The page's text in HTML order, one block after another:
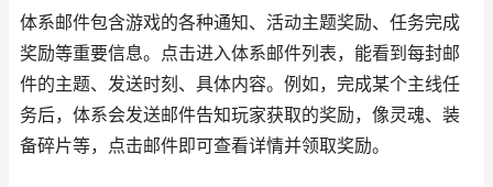
体系邮件包含游戏的各种通知、活动主题奖励、任务完成
奖励等重要信息。点击进入体系邮件列表，能看到每封邮
件的主题、发送时刻、具体内容。例如，完成某个主线任
务后，体系会发送邮件告知玩家获取的奖励，像灵魂、装
备碎片等，点击邮件即可查看详情并领取奖励。